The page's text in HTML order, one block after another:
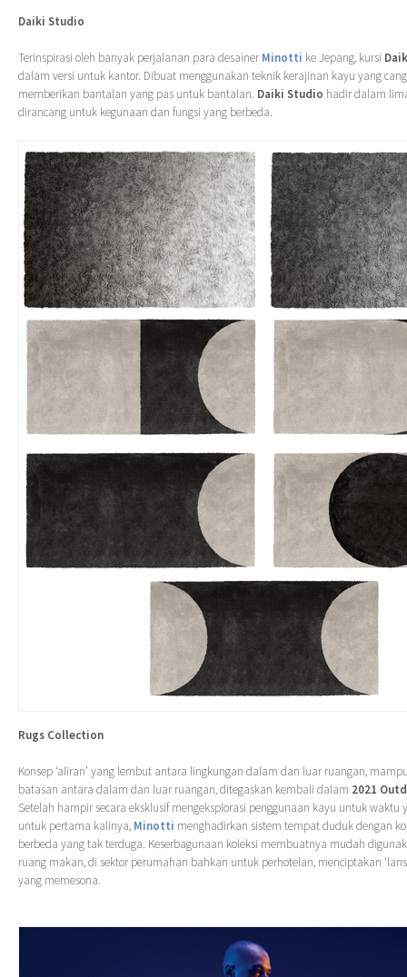
Daiki Studio
Terinspirasi oleh banyak perjalanan para desainer Minotti ke Jepang, kursi
dalam versi untuk kantor. Dibuat menggunakan teknik kerajinan kayu yang
memberikan bantalan yang pas untuk bantalan. Daiki Studio hadir dalam
dirancang untuk kegunaan dan fungsi yang berbeda.
Rugs Collection
Konsep ‘aliran’ yang lembut antara lingkungan dalam dan luar ruangan,
batasan antara dalam dan luar ruangan, ditegaskan kembali dalam 2021
Setelah hampir secara eksklusif mengeksplorasi penggunaan kayu untuk waktu
untuk pertama kalinya, Minotti menghadirkan sistem tempat duduk dengan
berbeda yang tak terduga. Keserbagunaan koleksi membuatnya mudah
ruang makan, di sektor perumahan bahkan untuk perhotelan, menciptakan
yang memesona.